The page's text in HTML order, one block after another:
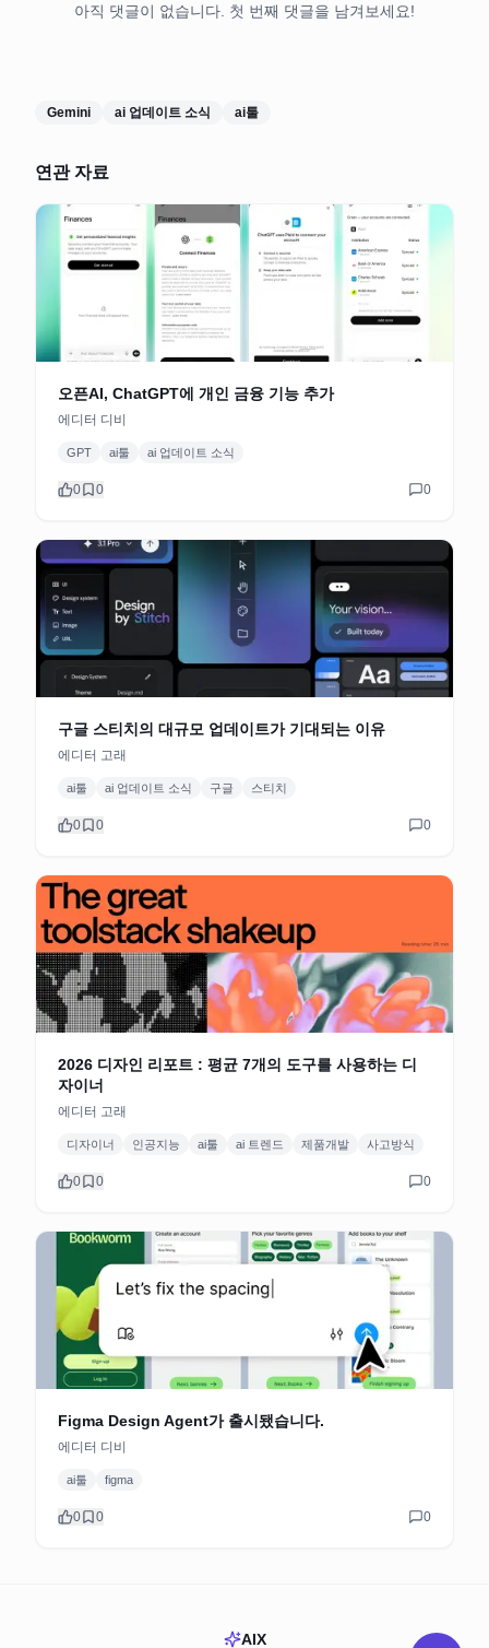
아직 댓글이 없습니다. 첫 번째 댓글을 남겨보세요!
Gemini ai 업데이트 소식 ai툴
연관 자료
오픈AI, ChatGPT에 개인 금융 기능 추가
에디터 디비
GPT ai툴 ai 업데이트 소식
0 0 0
구글 스티치의 대규모 업데이트가 기대되는 이유
에디터 고래
ai툴 ai 업데이트 소식 구글 스티치
0 0 0
2026 디자인 리포트 : 평균 7개의 도구를 사용하는 디
자이너
에디터 고래
디자이너 인공지능 ai툴 ai 트렌드 제품개발 사고방식
0 0 0
Figma Design Agent가 출시됐습니다.
에디터 디비
ai툴 figma
0 0 0
AIX